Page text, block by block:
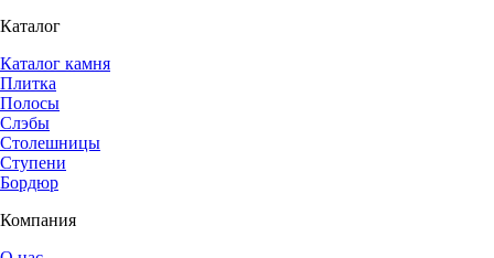
Каталог
Каталог камня
Плитка
Полосы
Слэбы
Столешницы
Ступени
Бордюр
Компания